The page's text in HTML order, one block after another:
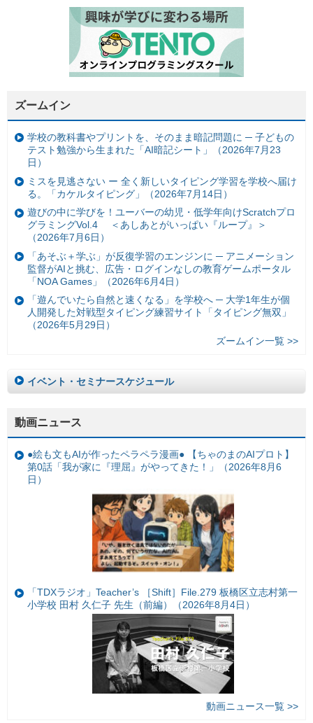
ズームイン
学校の教科書やプリントを、そのまま暗記問題に ─ 子どもの
テスト勉強から生まれた「AI暗記シート」（2026年7月23
日）
ミスを見逃さない ー 全く新しいタイピング学習を学校へ届け
る。「カケルタイピング」（2026年7月14日）
遊びの中に学びを！ユーバーの幼児・低学年向けScratchプロ
グラミングVol.4 ＜あしあとがいっぱい『ループ』＞
（2026年7月6日）
「あそぶ＋学ぶ」が反復学習のエンジンに ─ アニメーション
監督がAIと挑む、広告・ログインなしの教育ゲームポータル
「NOA Games」（2026年6月4日）
「遊んでいたら自然と速くなる」を学校へ ─ 大学1年生が個
人開発した対戦型タイピング練習サイト「タイピング無双」
（2026年5月29日）
ズームイン一覧 >>
イベント・セミナースケジュール
動画ニュース
●絵も文もAIが作ったペラペラ漫画● 【ちゃのまのAIプロト】
第0話「我が家に『理屈』がやってきた！」（2026年8月6
日）
「TDXラジオ」Teacher’s ［Shift］File.279 板橋区立志村第一
小学校 田村 久仁子 先生（前編）（2026年8月4日）
動画ニュース一覧 >>